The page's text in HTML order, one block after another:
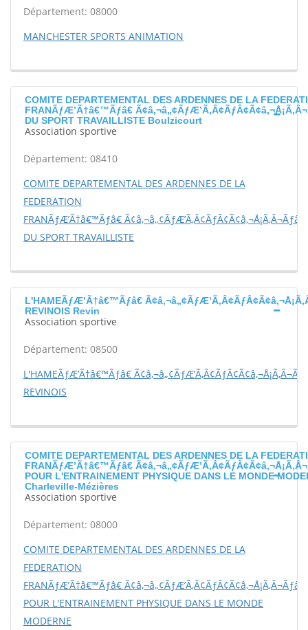
Département: 08000
MANCHESTER SPORTS ANIMATION
COMITE DEPARTEMENTAL DES ARDENNES DE LA
FRANÃƒÆ’Ã†â€™Ãƒâ€
DU SPORT TRAVAILLISTE Boulzicourt
Association sportive
Département: 08410
COMITE DEPARTEMENTAL DES ARDENNES DE LA
FEDERATION
FRANÃƒÆ’Ã†â€™Ãƒâ€
DU SPORT TRAVAILLISTE
L'HAMEÃƒÆ’Ã†â€™Ãƒâ€
REVINOIS Revin
Association sportive
Département: 08500
L'HAMEÃƒÆ’Ã†â€™Ãƒâ€
REVINOIS
COMITE DEPARTEMENTAL DES ARDENNES DE LA
FRANÃƒÆ’Ã†â€™Ãƒâ€
POUR L'ENTRAINEMENT PHYSIQUE DANS LE MONDE
Charleville-Mézières
Association sportive
Département: 08000
COMITE DEPARTEMENTAL DES ARDENNES DE LA
FEDERATION
FRANÃƒÆ’Ã†â€™Ãƒâ€
POUR L'ENTRAINEMENT PHYSIQUE DANS LE MONDE
MODERNE